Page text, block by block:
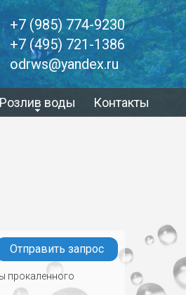
+7 (985) 774-9230
+7 (495) 721-1386
odrws@yandex.ru
Розлив воды Контакты
Отправить запрос
прокаленного